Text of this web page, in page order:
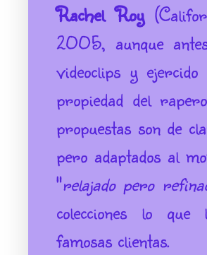
Rachel Roy
2005, aunque
videoclips y
propiedad del
propuestas son de
pero adaptados al
"relajado pero
colecciones lo
famosas clientas.